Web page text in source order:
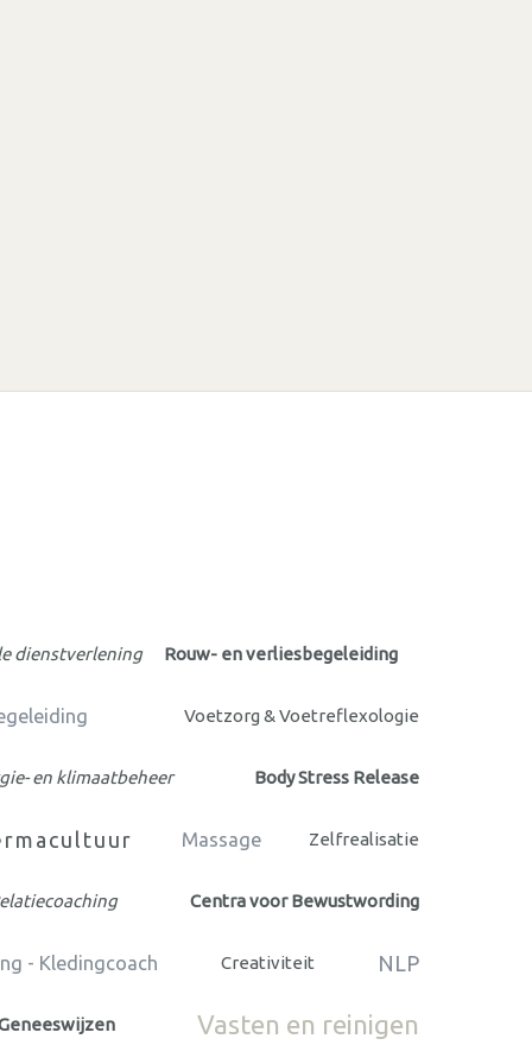
dienstverlening Rouw- en verliesbegeleiding
Voetzorg & Voetreflexologie
en klimaatbeheer Body Stress Release
Massage Zelfrealisatie
Centra voor Bewustwording
- Kledingcoach Creativiteit NLP
Vasten en reinigen